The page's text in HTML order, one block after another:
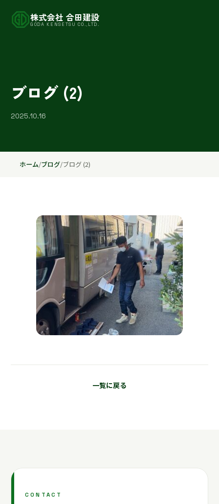
株式会社 合田建設
GODA KENSETSU CO.,LTD.
ブログ (2)
2025.10.16
ホーム/ブログ/ブログ (2)
一覧に戻る
CONTACT